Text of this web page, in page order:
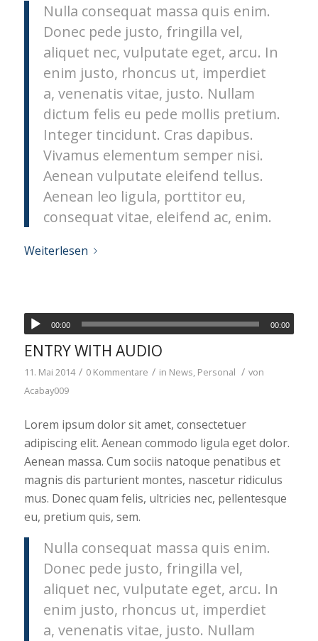
Nulla consequat massa quis enim.
Donec pede justo, fringilla vel,
aliquet nec, vulputate eget, arcu. In
enim justo, rhoncus ut, imperdiet
a, venenatis vitae, justo. Nullam
dictum felis eu pede mollis pretium.
Integer tincidunt. Cras dapibus.
Vivamus elementum semper nisi.
Aenean vulputate eleifend tellus.
Aenean leo ligula, porttitor eu,
consequat vitae, eleifend ac, enim.
Weiterlesen
00:00 00:00
ENTRY WITH AUDIO
11. Mai 2014 / 0 Kommentare / in News, Personal / von
Acabay009
Lorem ipsum dolor sit amet, consectetuer
adipiscing elit. Aenean commodo ligula eget dolor.
Aenean massa. Cum sociis natoque penatibus et
magnis dis parturient montes, nascetur ridiculus
mus. Donec quam felis, ultricies nec, pellentesque
eu, pretium quis, sem.
Nulla consequat massa quis enim.
Donec pede justo, fringilla vel,
aliquet nec, vulputate eget, arcu. In
enim justo, rhoncus ut, imperdiet
a, venenatis vitae, justo. Nullam